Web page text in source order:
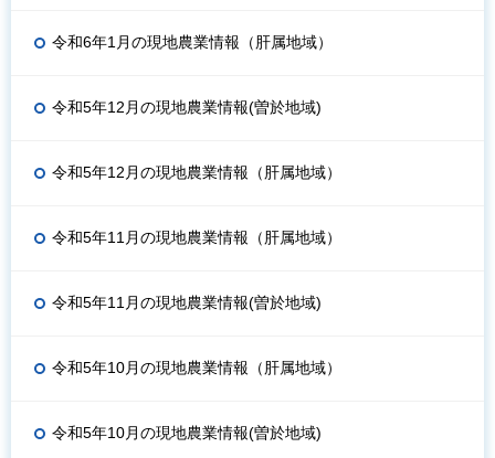
令和6年1月の現地農業情報（肝属地域）
令和5年12月の現地農業情報(曽於地域)
令和5年12月の現地農業情報（肝属地域）
令和5年11月の現地農業情報（肝属地域）
令和5年11月の現地農業情報(曽於地域)
令和5年10月の現地農業情報（肝属地域）
令和5年10月の現地農業情報(曽於地域)